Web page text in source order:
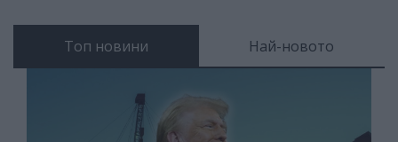
Топ новини Най-новото